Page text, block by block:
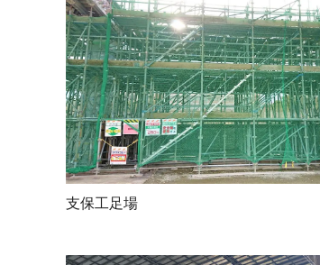
支 保 工 足 場